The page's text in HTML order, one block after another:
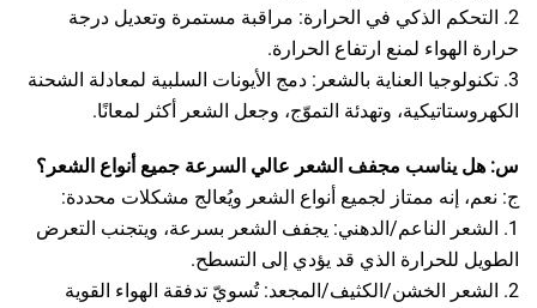
2. التحكم الذكي في الحرارة: مراقبة مستمرة وتعديل درجة
حرارة الهواء لمنع ارتفاع الحرارة.
3. تكنولوجيا العناية بالشعر: دمج الأيونات السلبية لمعادلة الشحنة
الكهروستاتيكية، وتهدئة التموّج، وجعل الشعر أكثر لمعانًا.
س: هل يناسب مجفف الشعر عالي السرعة جميع أنواع الشعر؟
ج: نعم، إنه ممتاز لجميع أنواع الشعر ويُعالج مشكلات محددة:
1. الشعر الناعم/الدهني: يجفف الشعر بسرعة، ويتجنب التعرض
الطويل للحرارة الذي قد يؤدي إلى التسطح.
2. الشعر الخشن/الكثيف/المجعد: تُسويّ تدفقة الهواء القوية